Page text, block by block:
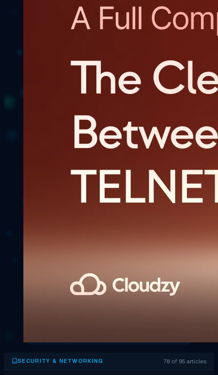
SECURITY & NETWORKING 78 of 95 articles